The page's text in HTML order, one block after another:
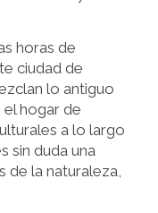
horas de
ciudad de
lo antiguo
hogar de
a lo largo
sin duda una
de la naturaleza,